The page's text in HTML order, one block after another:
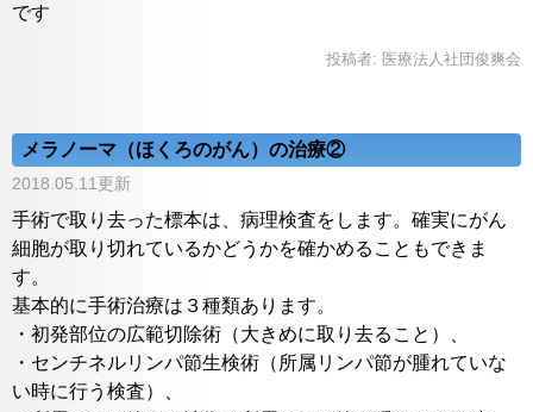
です
投稿者: 医療法人社団俊爽会
メラノーマ（ほくろのがん）の治療②
2018.05.11更新
手術で取り去った標本は、病理検査をします。確実にがん
細胞が取り切れているかどうかを確かめることもできま
す。
基本的に手術治療は３種類あります。
・初発部位の広範切除術（大きめに取り去ること）、
・センチネルリンパ節生検術（所属リンパ節が腫れていな
い時に行う検査）、